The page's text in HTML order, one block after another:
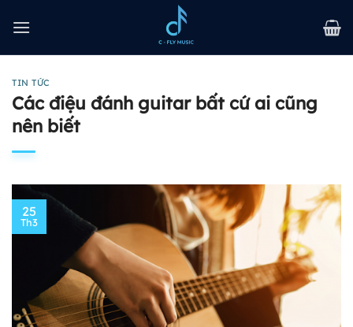
qua
TIN TỨC
Các điệu đánh guitar bất cứ ai cũng
nên biết
25
Th3